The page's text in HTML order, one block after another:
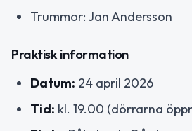
Trummor: Jan Andersson
Praktisk information
Datum: 24 april 2026
Tid: kl. 19.00 (dörrarna